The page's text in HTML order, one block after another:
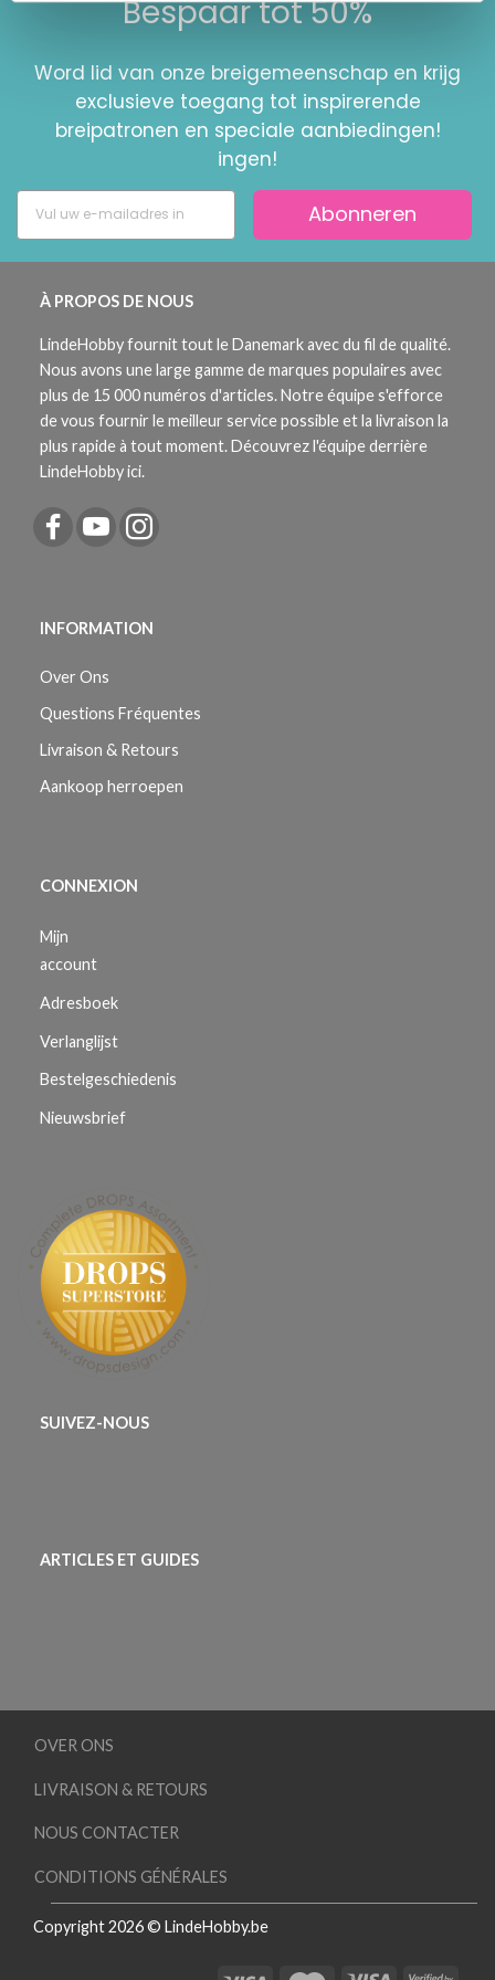
Bespaar tot 50%
Word lid van onze breigemeenschap en krijg
exclusieve toegang tot inspirerende
breipatronen en speciale aanbiedingen!
ingen!
Abonneren
À PROPOS DE NOUS
LindeHobby fournit tout le Danemark avec du fil de qualité.
Nous avons une large gamme de marques populaires avec
plus de 15 000 numéros d'articles. Notre équipe s'efforce
de vous fournir le meilleur service possible et la livraison la
plus rapide à tout moment. Découvrez l'équipe derrière
LindeHobby ici.
INFORMATION
Over Ons
Questions Fréquentes
Livraison & Retours
Aankoop herroepen
CONNEXION
Mijn
account
Adresboek
Verlanglijst
Bestelgeschiedenis
Nieuwsbrief
SUIVEZ-NOUS
ARTICLES ET GUIDES
OVER ONS
LIVRAISON & RETOURS
NOUS CONTACTER
CONDITIONS GÉNÉRALES
Copyright 2026 © LindeHobby.be